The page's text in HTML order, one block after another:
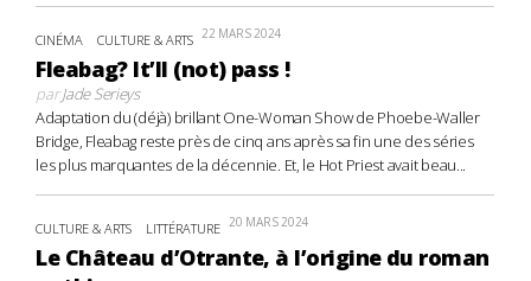
CINÉMA CULTURE & ARTS 22 MARS 2024
Fleabag? It’ll (not) pass !
parJade Serieys
Adaptation du (déjà) brillant One-Woman Show de Phoebe-Waller
Bridge, Fleabag reste près de cinq ans après sa fin une des séries
les plus marquantes de la décennie. Et, le Hot Priest avait beau...
CULTURE & ARTS LITTÉRATURE 20 MARS 2024
Le Château d’Otrante, à l’origine du roman